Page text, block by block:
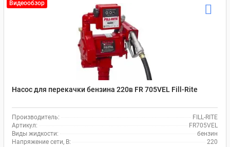
Видеообзор
Насос для перекачки бензина 220в FR 705VEL Fill-Rite
Производитель:
FILL-RITE
Артикул:
FR705VEL
Виды жидкости:
бензин
Напряжение сети, В:
220